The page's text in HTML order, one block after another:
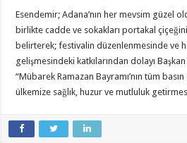
Esendemir; Adana’nın her mevsim güzel
birlikte cadde ve sokakları portakal
belirterek; festivalin düzenlenmesinde ve
gelişmesindeki katkılarından dolayı
“Mübarek Ramazan Bayramı’nın tüm
ülkemize sağlık, huzur ve mutluluk